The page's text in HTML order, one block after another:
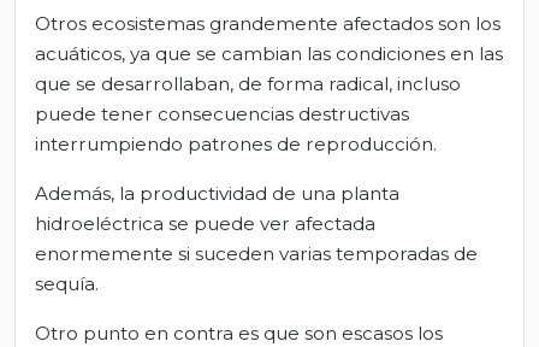
Otros ecosistemas grandemente afectados son los
acuáticos, ya que se cambian las condiciones en las
que se desarrollaban, de forma radical, incluso
puede tener consecuencias destructivas
interrumpiendo patrones de reproducción.
Además, la productividad de una planta
hidroeléctrica se puede ver afectada
enormemente si suceden varias temporadas de
sequía.
Otro punto en contra es que son escasos los